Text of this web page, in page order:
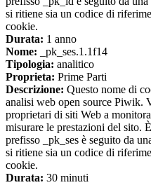
si ritiene sia un codice di
cookie.
Durata: 1 anno
Nome: _pk_ses.1.1f14
Tipologia: analitico
Proprieta: Prime Parti
Descrizione: Questo nome di
analisi web open source Piwik.
proprietari di siti Web a
misurare le prestazioni del sito.
prefisso _pk_ses è seguito da
si ritiene sia un codice di
cookie.
Durata: 30 minuti